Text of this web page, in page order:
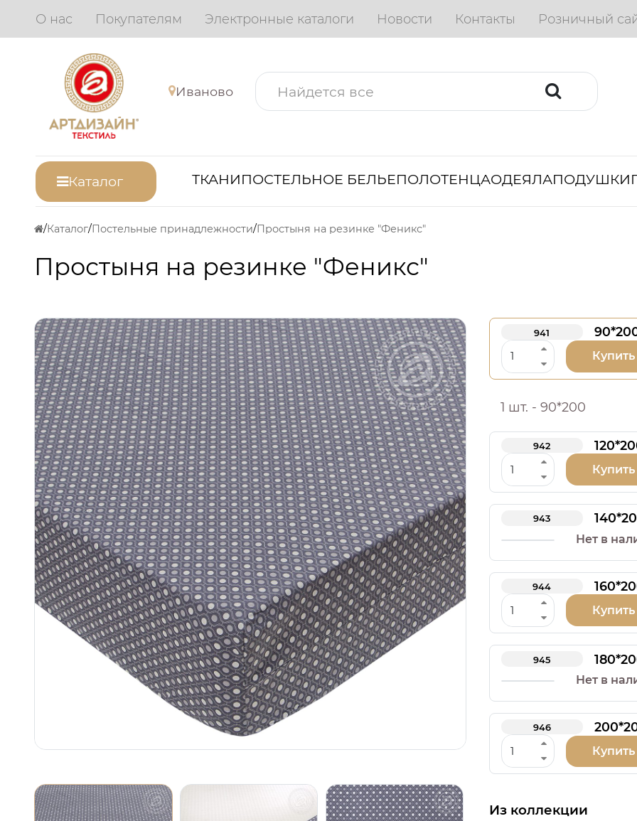
О нас Покупателям Электронные каталоги Новости Контакты Розничный
Иваново
Каталог ТКАНИПОСТЕЛЬНОЕ БЕЛЬЕПОЛОТЕНЦАОДЕЯЛАПОДУШКИ
Каталог Постельные принадлежности Простыня на резинке "Феникс"
Простыня на резинке "Феникс"
941
Купить
1 шт. - 90*200
942
Купить
943
Нет в
944
Купить
945
Нет в
946
Купить
Из коллекции